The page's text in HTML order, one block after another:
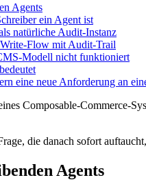
Agents
ein Agent ist
natürliche Audit-Instanz
Flow mit Audit-Trail
Modell nicht funktioniert
eine neue Anforderung an
Composable-Commerce-
die danach sofort
Agents